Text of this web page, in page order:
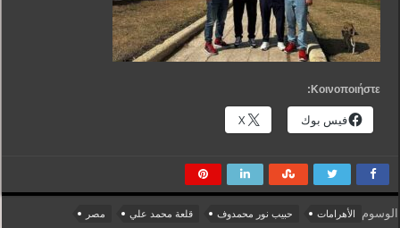
Κοινοποιήστε:
فيس بوك X
الوسوم الأهرامات حبيب نور محمدوف قلعة محمد علي مصر